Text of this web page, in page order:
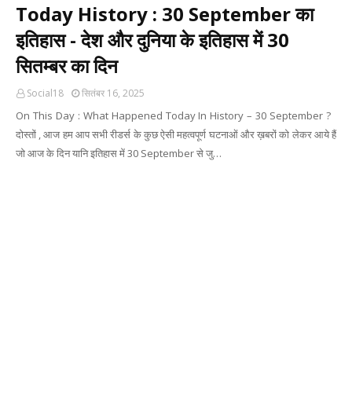
Today History : 30 September का
इतिहास - देश और दुनिया के इतिहास में 30
सितम्बर का दिन
Social18 सितंबर 16, 2025
On This Day : What Happened Today In History – 30 September ?
दोस्तों , आज हम आप सभी रीडर्स के कुछ ऐसी महत्वपूर्ण घटनाओं और ख़बरों को लेकर आये हैं
जो आज के दिन यानि इतिहास में 30 September से जु…